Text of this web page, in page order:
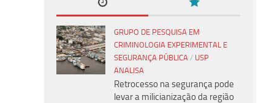
GRUPO DE PESQUISA EM
CRIMINOLOGIA EXPERIMENTAL E
SEGURANÇA PÚBLICA / USP
ANALISA
Retrocesso na segurança pode
levar a milicianização da região